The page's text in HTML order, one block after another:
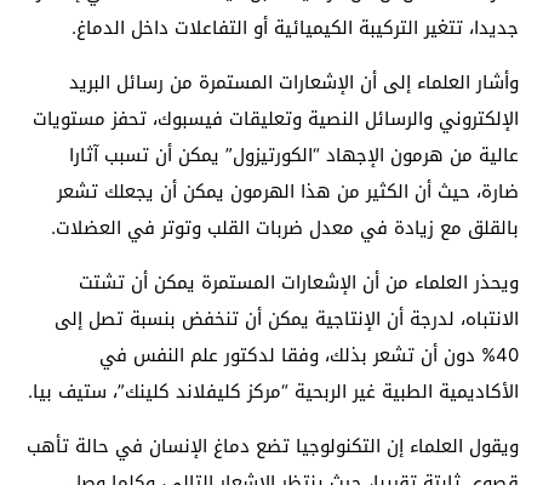
جديدا، تتغير التركيبة الكيميائية أو التفاعلات داخل الدماغ.
وأشار العلماء إلى أن الإشعارات المستمرة من رسائل البريد
الإلكتروني والرسائل النصية وتعليقات فيسبوك، تحفز مستويات
عالية من هرمون الإجهاد “الكورتيزول” يمكن أن تسبب آثارا
ضارة، حيث أن الكثير من هذا الهرمون يمكن أن يجعلك تشعر
بالقلق مع زيادة في معدل ضربات القلب وتوتر في العضلات.
ويحذر العلماء من أن الإشعارات المستمرة يمكن أن تشتت
الانتباه، لدرجة أن الإنتاجية يمكن أن تنخفض بنسبة تصل إلى
40% دون أن تشعر بذلك، وفقا لدكتور علم النفس في
الأكاديمية الطبية غير الربحية “مركز كليفلاند كلينك”، ستيف بيا.
ويقول العلماء إن التكنولوجيا تضع دماغ الإنسان في حالة تأهب